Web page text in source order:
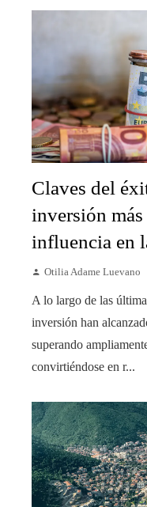
Claves del
inversión
influencia en
Otilia Adame Luevano
A lo largo de las
inversión han
superando
convirtiéndose en r...